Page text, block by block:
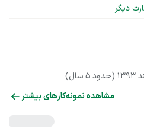
دیگر
(حدود 5 سال)
مشاهده نمونه‌کارهای بیشتر